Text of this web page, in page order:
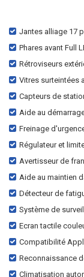
Jantes alliage 17
Phares avant Full
Rétroviseurs
Vitres surteintées
Capteurs de
Aide au
Freinage
Régulateur et
Avertisseur de
Aide au maintien
Détecteur de
Système de
Ecran tactile
Compatibilité
Reconnaissance
Climatisation